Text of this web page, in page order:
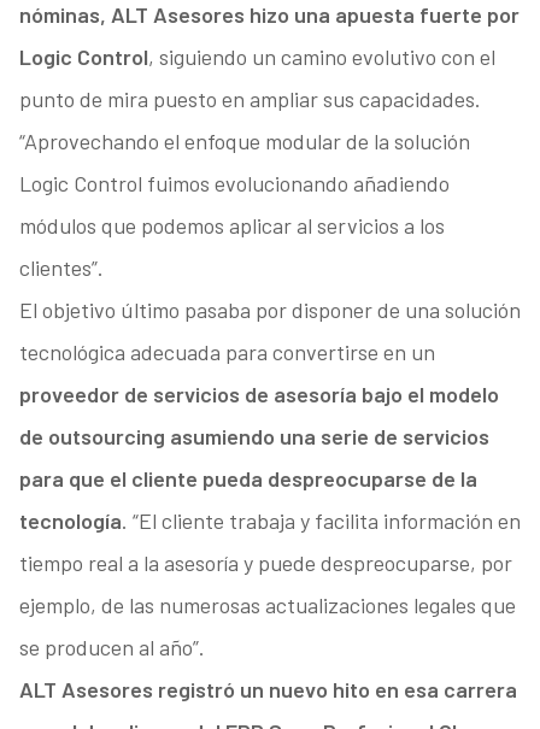
nóminas, ALT Asesores hizo una apuesta fuerte por
Logic Control, siguiendo un camino evolutivo con el
punto de mira puesto en ampliar sus capacidades.
“Aprovechando el enfoque modular de la solución
Logic Control fuimos evolucionando añadiendo
módulos que podemos aplicar al servicios a los
clientes”.
El objetivo último pasaba por disponer de una solución
tecnológica adecuada para convertirse en un
proveedor de servicios de asesoría bajo el modelo
de outsourcing asumiendo una serie de servicios
para que el cliente pueda despreocuparse de la
tecnología. “El cliente trabaja y facilita información en
tiempo real a la asesoría y puede despreocuparse, por
ejemplo, de las numerosas actualizaciones legales que
se producen al año”.
ALT Asesores registró un nuevo hito en esa carrera